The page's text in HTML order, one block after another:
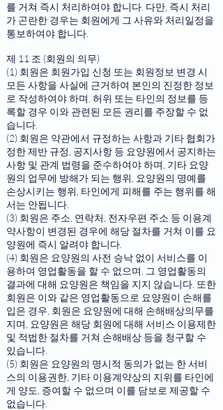
를 거쳐 즉시 처리하여야 합니다. 다만, 즉시 처리
가 곤란한 경우는 회원에게 그 사유와 처리일정을
통보하여야 합니다.
제 11 조 (회원의 의무)
(1) 회원은 회원가입 신청 또는 회원정보 변경 시
모든 사항을 사실에 근거하여 본인의 진정한 정보
로 작성하여야 하며, 허위 또는 타인의 정보를 등
록할 경우 이와 관련된 모든 권리를 주장할 수 없
습니다.
(2) 회원은 약관에서 규정하는 사항과 기타 협회가
정한 제반 규정, 공지사항 등 요양원에서 공지하는
사항 및 관계 법령을 준수하여야 하며, 기타 요양
원의 업무에 방해가 되는 행위, 요양원의 명예를
손상시키는 행위, 타인에게 피해를 주는 행위를 해
서는 안됩니다.
(3) 회원은 주소, 연락처, 전자우편 주소 등 이용계
약사항이 변경된 경우에 해당 절차를 거쳐 이를 요
양원에 즉시 알려야 합니다.
(4) 회원은 요양원의 사전 승낙 없이 서비스를 이
용하여 영업활동을 할 수 없으며, 그 영업활동의
결과에 대해 요양원은 책임을 지지 않습니다. 또한
회원은 이와 같은 영업활동으로 요양원이 손해를
입은 경우, 회원은 요양원에 대해 손해배상의무를
지며, 요양원은 해당 회원에 대해 서비스 이용제한
및 적법한 절차를 거쳐 손해배상 등을 청구할 수
있습니다.
(5) 회원은 요양원의 명시적 동의가 없는 한 서비
스의 이용권한, 기타 이용계약상의 지위를 타인에
게 양도, 증여할 수 없으며 이를 담보로 제공할 수
없습니다.